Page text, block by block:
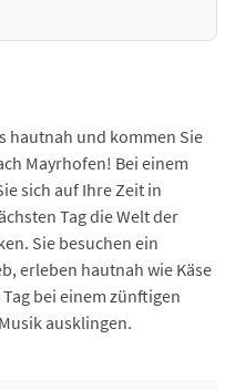
hautnah und kommen Sie
Mayrhofen! Bei einem
sich auf Ihre Zeit in
Tag die Welt der
Sie besuchen ein
erleben hautnah wie Käse
bei einem zünftigen
ausklingen.